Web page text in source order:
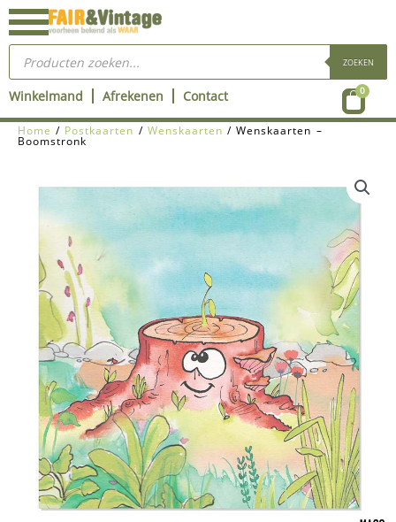
Ga
naar
inhoud
Producten
zoeken ZOEKEN
Winkelmand Afrekenen Contact 0
Home / Postkaarten / Wenskaarten / Wenskaarten –
Boomstronk